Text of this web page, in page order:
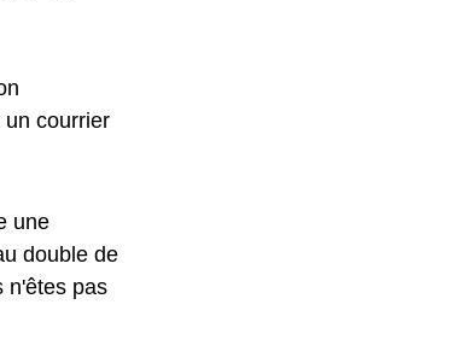
courrier
une
double de
n'êtes pas